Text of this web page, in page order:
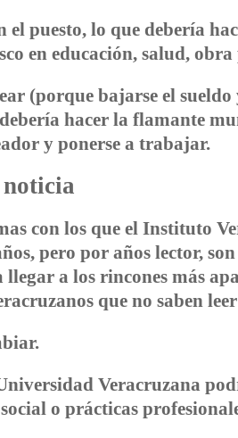
el puesto, lo que debería
en educación, salud,
(porque bajarse el
hacer la flamante
y ponerse a trabajar.
noticia
con los que el Instituto
pero por años lector,
a los rincones más
que no saben
Veracruzana
o prácticas